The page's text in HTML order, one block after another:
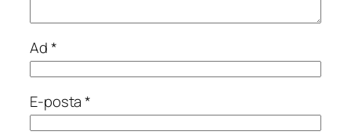
Ad*
E-posta*